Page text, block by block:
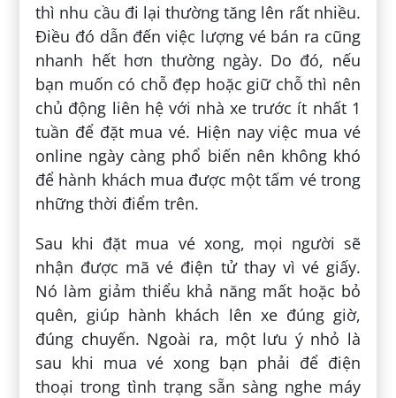
thì nhu cầu đi lại thường tăng lên rất nhiều.
Điều đó dẫn đến việc lượng vé bán ra cũng
nhanh hết hơn thường ngày. Do đó, nếu
bạn muốn có chỗ đẹp hoặc giữ chỗ thì nên
chủ động liên hệ với nhà xe trước ít nhất 1
tuần để đặt mua vé. Hiện nay việc mua vé
online ngày càng phổ biến nên không khó
để hành khách mua được một tấm vé trong
những thời điểm trên.
Sau khi đặt mua vé xong, mọi người sẽ
nhận được mã vé điện tử thay vì vé giấy.
Nó làm giảm thiểu khả năng mất hoặc bỏ
quên, giúp hành khách lên xe đúng giờ,
đúng chuyến. Ngoài ra, một lưu ý nhỏ là
sau khi mua vé xong bạn phải để điện
thoại trong tình trạng sẵn sàng nghe máy